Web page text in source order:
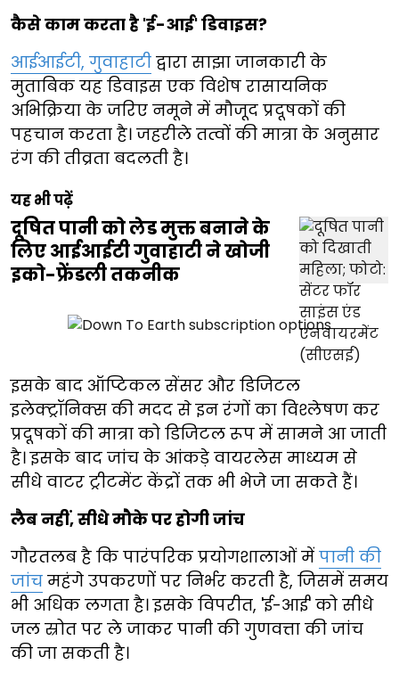
कैसे काम करता है 'ई-आई' डिवाइस?
आईआईटी, गुवाहाटी द्वारा साझा जानकारी के
मुताबिक यह डिवाइस एक विशेष रासायनिक
अभिक्रिया के जरिए नमूने में मौजूद प्रदूषकों की
पहचान करता है। जहरीले तत्वों की मात्रा के अनुसार
रंग की तीव्रता बदलती है।
यह भी पढ़ें
दूषित पानी को लेड मुक्त बनाने के
लिए आईआईटी गुवाहाटी ने खोजी
इको-फ्रेंडली तकनीक
इसके बाद ऑप्टिकल सेंसर और डिजिटल
इलेक्ट्रॉनिक्स की मदद से इन रंगों का विश्लेषण कर
प्रदूषकों की मात्रा को डिजिटल रूप में सामने आ जाती
है। इसके बाद जांच के आंकड़े वायरलेस माध्यम से
सीधे वाटर ट्रीटमेंट केंद्रों तक भी भेजे जा सकते हैं।
लैब नहीं, सीधे मौके पर होगी जांच
गौरतलब है कि पारंपरिक प्रयोगशालाओं में पानी की
जांच महंगे उपकरणों पर निर्भर करती है, जिसमें समय
भी अधिक लगता है। इसके विपरीत, 'ई-आई' को सीधे
जल स्रोत पर ले जाकर पानी की गुणवत्ता की जांच
की जा सकती है।